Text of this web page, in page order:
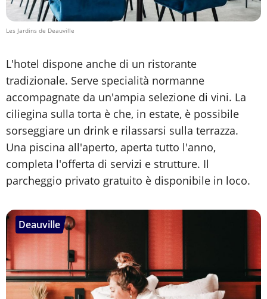
Les Jardins de Deauville
L'hotel dispone anche di un ristorante
tradizionale. Serve specialità normanne
accompagnate da un'ampia selezione di vini. La
ciliegina sulla torta è che, in estate, è possibile
sorseggiare un drink e rilassarsi sulla terrazza.
Una piscina all'aperto, aperta tutto l'anno,
completa l'offerta di servizi e strutture. Il
parcheggio privato gratuito è disponibile in loco.
Deauville